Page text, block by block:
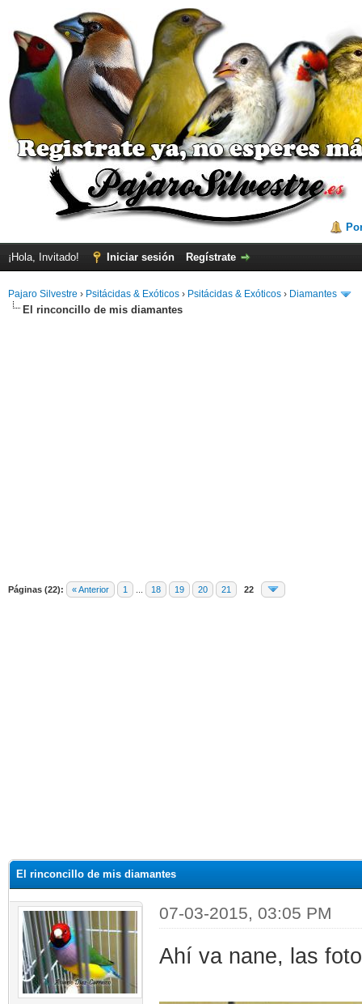
¡Hola, Invitado! Iniciar sesión Regístrate
Pajaro Silvestre › Psitácidas & Exóticos › Psitácidas & Exóticos › Diamantes
El rinconcillo de mis diamantes
Páginas (22): « Anterior 1 18 19 20 21 22
El rinconcillo de mis diamantes
07-03-2015, 03:05 PM
Ahí va nane, las